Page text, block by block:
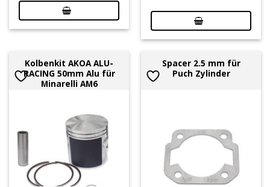
Kolbenkit AKOA ALU-
RACING 50mm Alu für
Minarelli AM6
Spacer 2.5 mm für
Puch Zylinder